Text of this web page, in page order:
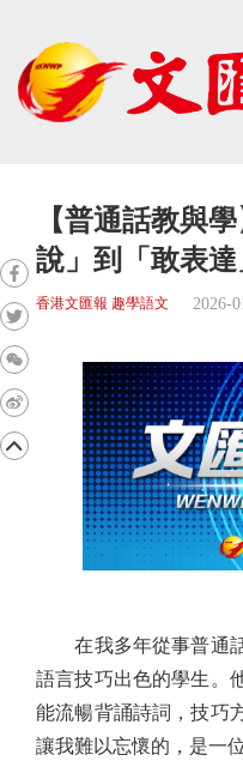
【普通話教與
說」到「敢表達
香港文匯報 趣學語文 2026-
在我多年從事普通話
語言技巧出色的學生。
能流暢背誦詩詞，技巧
讓我難以忘懷的，是一